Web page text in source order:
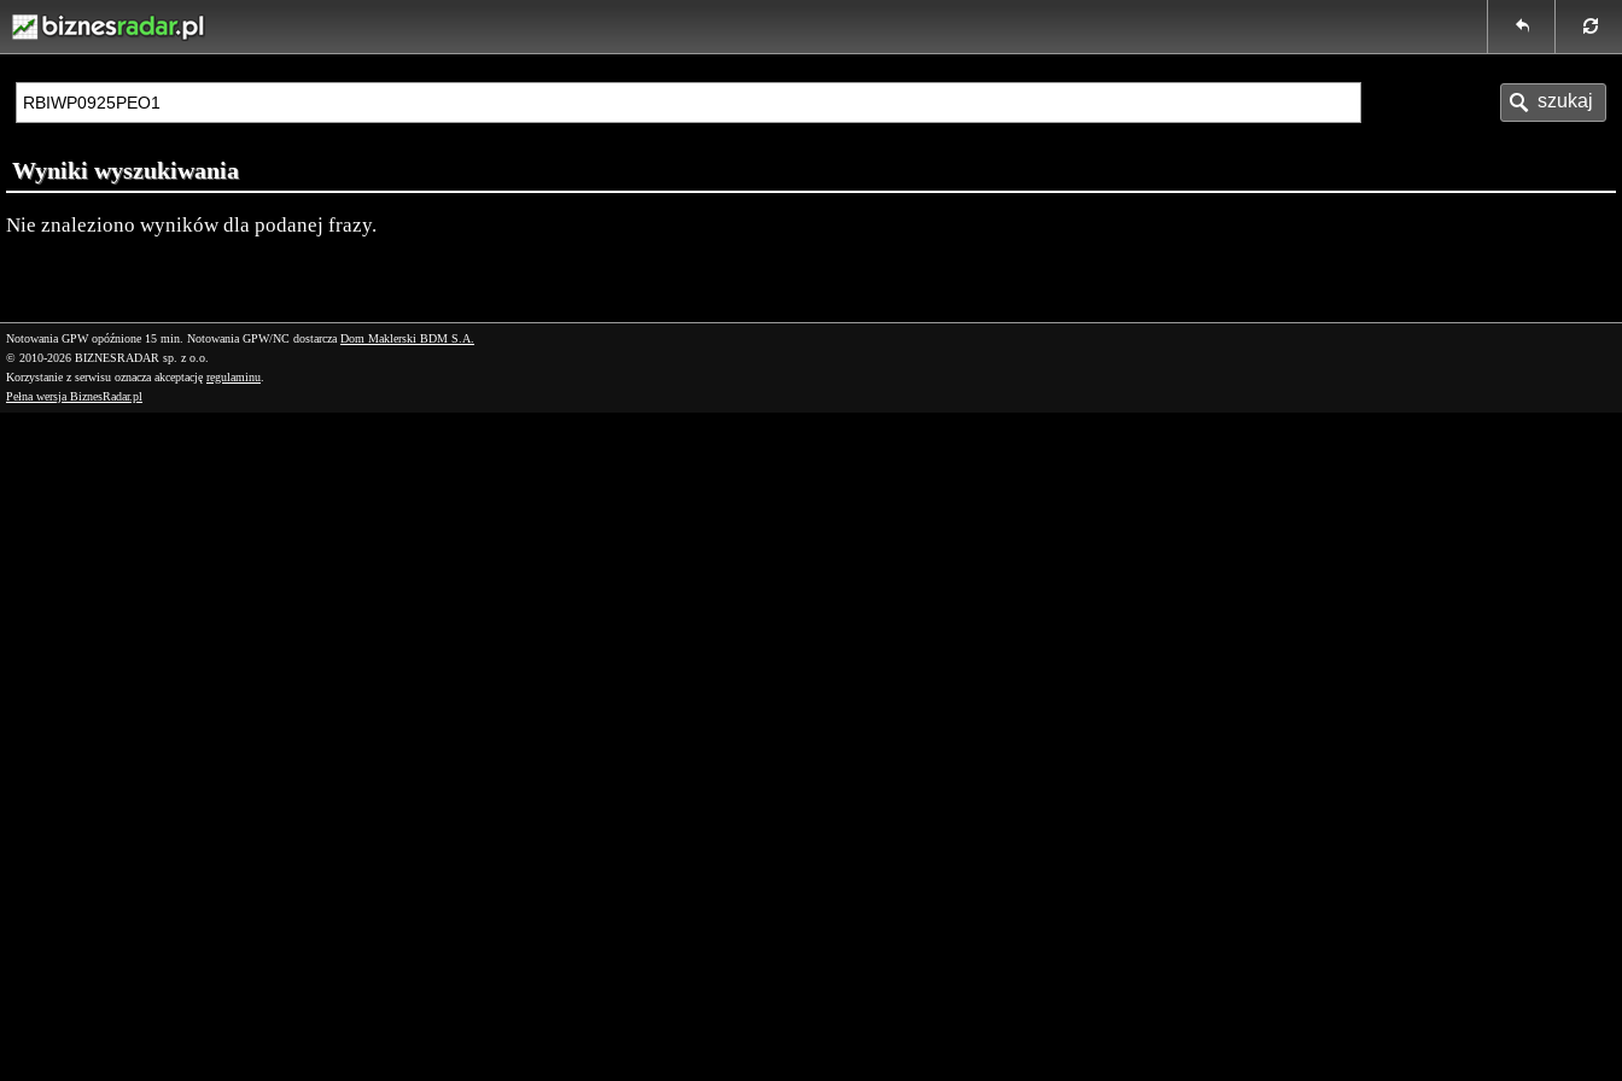
Wyniki wyszukiwania
Nie znaleziono wyników dla podanej frazy.
Notowania GPW opóźnione 15 min. Notowania GPW/NC dostarcza Dom Maklerski BDM S.A.
© 2010-2026 BIZNESRADAR sp. z o.o.
Korzystanie z serwisu oznacza akceptację regulaminu
Pełna wersja BiznesRadar.pl